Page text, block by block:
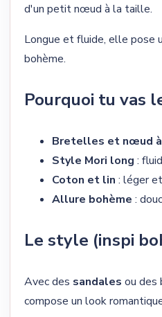
d'un petit nœud à la taille.
Longue et fluide, elle pose
bohème.
Pourquoi tu vas
Bretelles et nœud
Style Mori long :
Coton et lin : léger
Allure bohème :
Le style (inspi
Avec des sandales ou des
compose un look